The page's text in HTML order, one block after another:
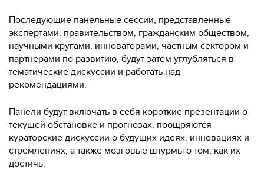
Последующие панельные сессии, представленные
экспертами, правительством, гражданским обществом,
научными кругами, инноваторами, частным сектором и
партнерами по развитию, будут затем углубляться в
тематические дискуссии и работать над
рекомендациями.
Панели будут включать в себя короткие презентации о
текущей обстановке и прогнозах, поощряются
кураторские дискуссии о будущих идеях, инновациях и
стремлениях, а также мозговые штурмы о том, как их
достичь.